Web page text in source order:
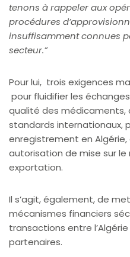
tenons à rappeler aux
procédures
insuffisamment connues
secteur.”
Pour lui, trois exigences
pour fluidifier les
qualité des
standards internationaux,
enregistrement en
autorisation de mise sur
exportation.
Il s’agit, également, de
mécanismes financiers
transactions entre
partenaires.